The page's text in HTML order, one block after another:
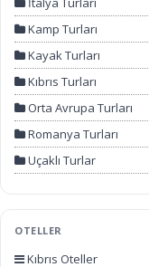
Kamp Turları
Kayak Turları
Kıbrıs Turları
Orta Avrupa Turları
Romanya Turları
Uçaklı Turlar
Yurtdışı Otobüslü Turlar
OTELLER
Kıbrıs Oteller